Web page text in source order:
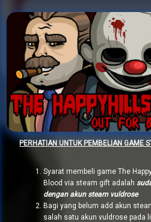
PERHATIAN UNTUK PEMBELIAN GAME
Syarat membeli game The
Blood via steam gift adalah
dengan akun steam vuldrose
Bagi yang belum add akun
salah satu akun vuldrose pada